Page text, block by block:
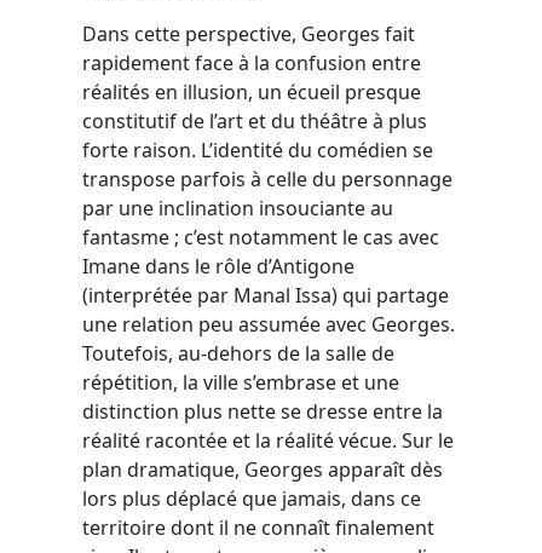
Dans cette perspective, Georges fait
rapidement face à la confusion entre
réalités en illusion, un écueil presque
constitutif de l’art et du théâtre à plus
forte raison. L’identité du comédien se
transpose parfois à celle du personnage
par une inclination insouciante au
fantasme ; c’est notamment le cas avec
Imane dans le rôle d’Antigone
(interprétée par Manal Issa) qui partage
une relation peu assumée avec Georges.
Toutefois, au-dehors de la salle de
répétition, la ville s’embrase et une
distinction plus nette se dresse entre la
réalité racontée et la réalité vécue. Sur le
plan dramatique, Georges apparaît dès
lors plus déplacé que jamais, dans ce
territoire dont il ne connaît finalement